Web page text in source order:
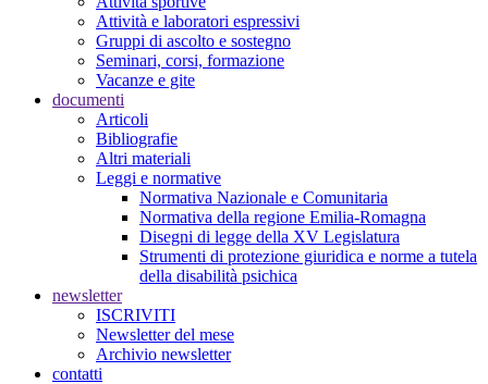
Attività e laboratori espressivi
Gruppi di ascolto e sostegno
Seminari, corsi, formazione
Vacanze e gite
documenti
Articoli
Bibliografie
Altri materiali
Leggi e normative
Normativa Nazionale e Comunitaria
Normativa della regione Emilia-Romagna
Disegni di legge della XV Legislatura
Strumenti di protezione giuridica e norme a tutela
della disabilità psichica
newsletter
ISCRIVITI
Newsletter del mese
Archivio newsletter
contatti